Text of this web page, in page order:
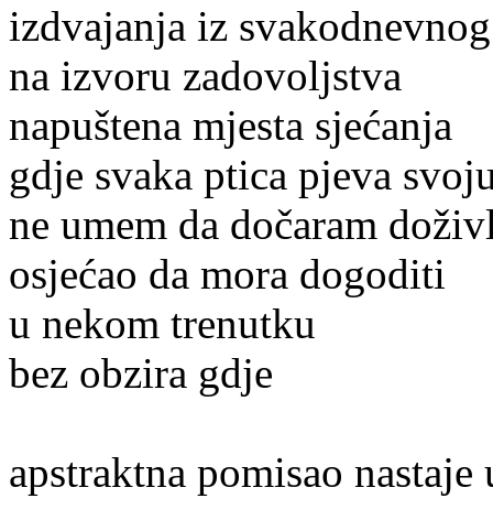
izdvajanja iz
na izvoru zadovoljstva
napuštena mjesta sjećanja
gdje svaka ptica pjeva
ne umem da dočaram
osjećao da mora dogoditi
u nekom trenutku
bez obzira gdje
apstraktna pomisao